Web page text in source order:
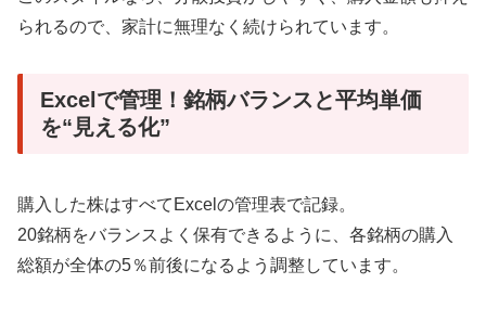
られるので、家計に無理なく続けられています。
Excelで管理！銘柄バランスと平均単価
を“見える化”
購入した株はすべてExcelの管理表で記録。
20銘柄をバランスよく保有できるように、各銘柄の購入
総額が全体の5％前後になるよう調整しています。